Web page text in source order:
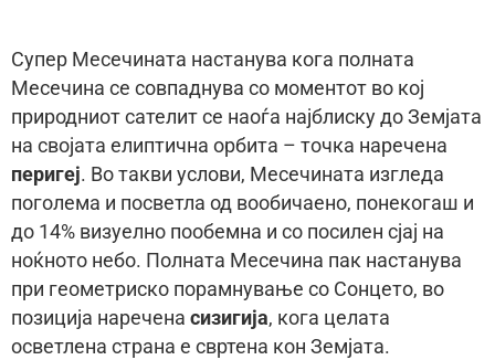
Супер Месечината настанува кога полната
Месечина се совпаднува со моментот во кој
природниот сателит се наоѓа најблиску до Земјата
на својата елиптична орбита – точка наречена
перигеј. Во такви услови, Месечината изгледа
поголема и посветла од вообичаено, понекогаш и
до 14% визуелно пообемна и со посилен сјај на
ноќното небо. Полната Месечина пак настанува
при геометриско порамнување со Сонцето, во
позиција наречена сизигија, кога целата
осветлена страна е свртена кон Земјата.